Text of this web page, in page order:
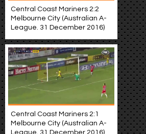
Central Coast Mariners 2:2
Melbourne City (Australian A-
League. 31 December 2016)
Central Coast Mariners 2:1
Melbourne City (Australian A-
League. 31 December 2016)